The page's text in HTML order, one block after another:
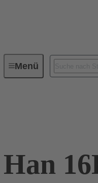
MenüIndustrie-
Han